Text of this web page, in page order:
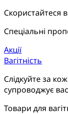
Скористайтеся
Спеціальні
Акції
Вагітність
Слідкуйте за
супроводжує
Товари для